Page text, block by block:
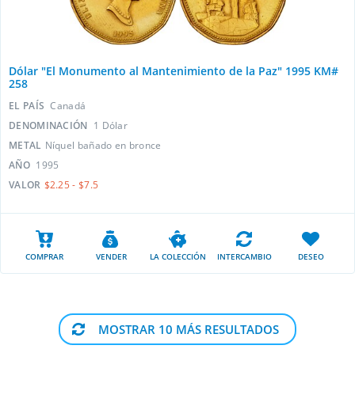
Dólar "El Monumento al Mantenimiento de la Paz" 1995 KM#
258
EL PAÍS Canadá
DENOMINACIÓN 1 Dólar
METAL Níquel bañado en bronce
AÑO 1995
VALOR $2.25 - $7.5
COMPRAR VENDER LA COLECCIÓN INTERCAMBIO DESEO
MOSTRAR 10 MÁS RESULTADOS